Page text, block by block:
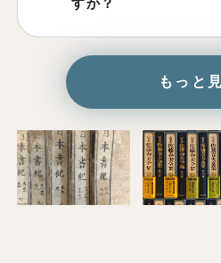
もっと